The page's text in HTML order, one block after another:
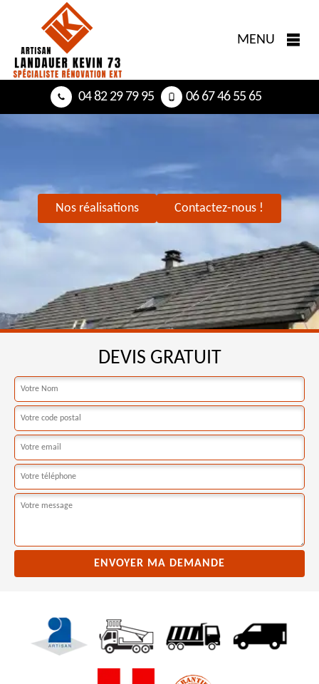
MENU
04 82 29 79 95 06 67 46 55 65
Nos réalisations Contactez-nous !
DEVIS GRATUIT